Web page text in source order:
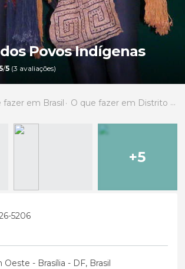
Povos Indígenas
/5 (3 avaliações)
fazer em Brasil O que fazer em Distrito Federal
+5
5206
Oeste - Brasília - DF, Brasil